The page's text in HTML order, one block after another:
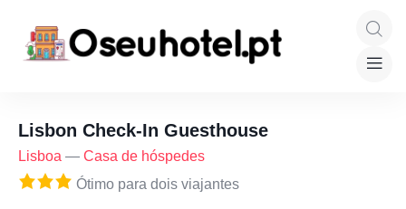
Lisbon Check-In Guesthouse
Lisboa — Casa de hóspedes
Ótimo para dois viajantes